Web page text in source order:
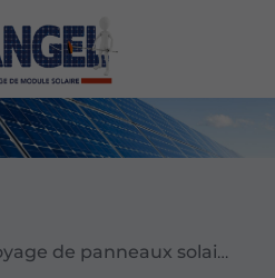
Robot de nettoyage de panneaux solaires